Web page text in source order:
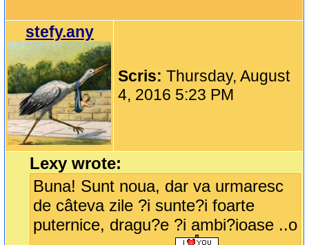
stefy.any
Scris:Thursday, August
4, 2016 5:23 PM
Lexy wrote:
Buna! Sunt noua, dar va urmaresc
de câteva zile ?i sunte?i foarte
puternice, dragu?e ?i ambi?ioase ..o